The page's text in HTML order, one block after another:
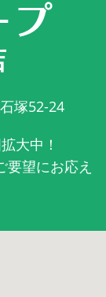
塚52-24
大中！
望にお応え